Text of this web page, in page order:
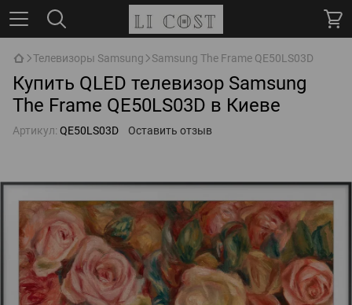
Телевизоры Samsung Samsung The Frame QE50LS03D
Купить QLED телевизор Samsung
The Frame QE50LS03D в Киеве
Артикул: QE50LS03D Оставить отзыв